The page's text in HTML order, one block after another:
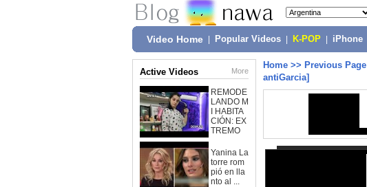
Video Home Popular Videos K-POP iPhone
Active Videos More
REMODE
LANDO M
I HABITA
CIÓN: EX
TREMO
Yanina La
torre rom
pió en lla
nto al ...
Home >> Previous Page
antiGarcia]